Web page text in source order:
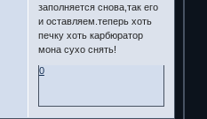
заполняется снова,так его
и оставляем.теперь хоть
печку хоть карбюратор
мона сухо снять!
0